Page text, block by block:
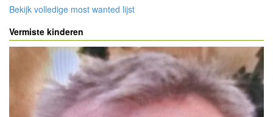
Bekijk volledige most wanted lijst
Vermiste kinderen